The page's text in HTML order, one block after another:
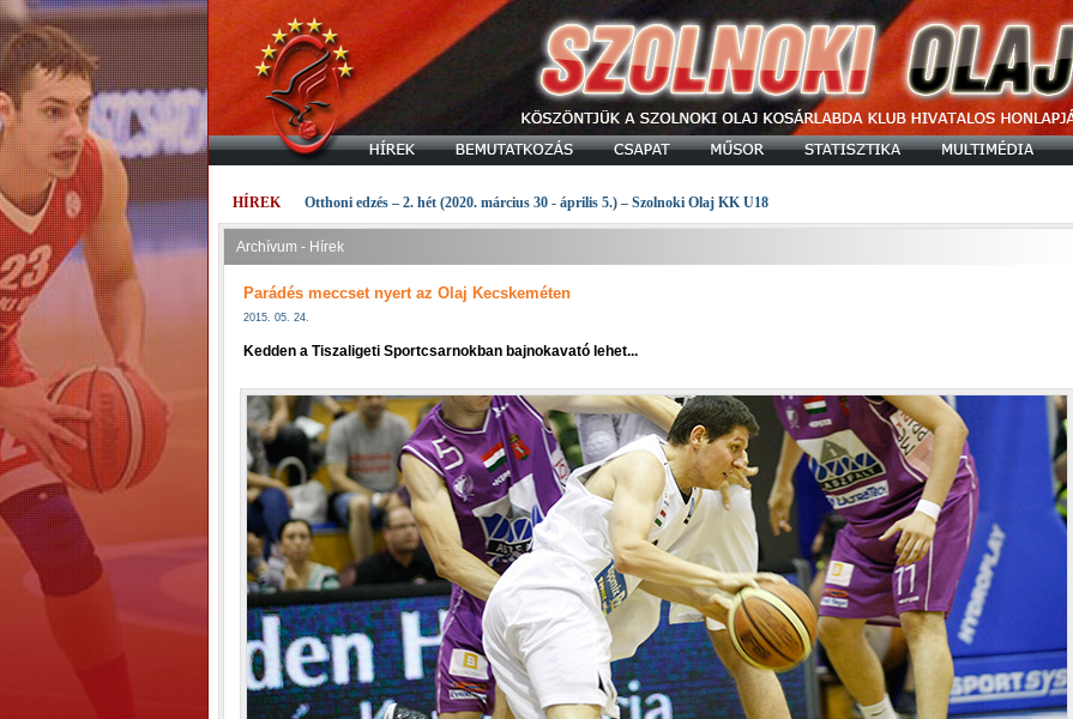
HÍREK Otthoni edzés – 2. hét (2020. március 30 - április 5.) – Szolnoki Olaj KK U18
Archívum - Hírek
Parádés meccset nyert az Olaj Kecskeméten
2015. 05. 24.
Kedden a Tiszaligeti Sportcsarnokban bajnokavató lehet...